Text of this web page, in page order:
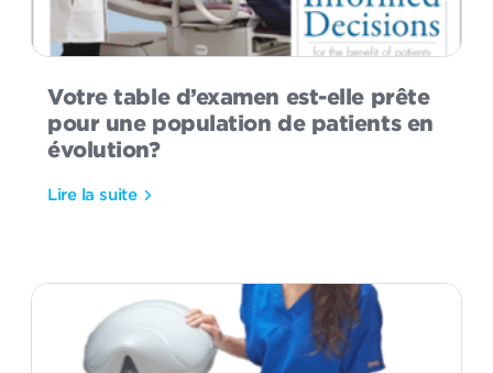
Votre table d’examen est-elle prête
pour une population de patients en
évolution?
Lire la suite